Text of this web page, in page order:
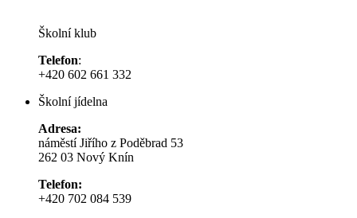
Školní klub
Telefon:
+420 602 661 332
Školní jídelna
Adresa:
náměstí Jiřího z Poděbrad 53
262 03 Nový Knín
Telefon:
+420 702 084 539